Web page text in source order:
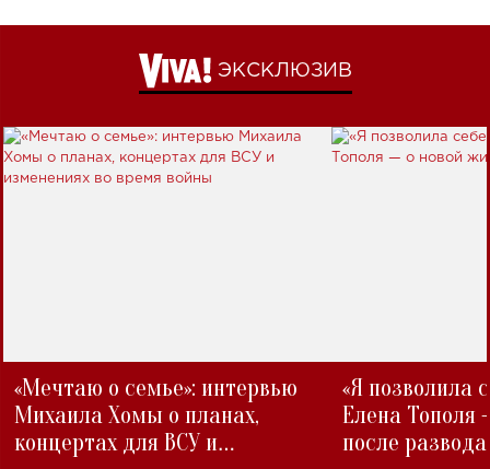
ЭКСКЛЮЗИВ
«Мечтаю о семье»: интервью
Михаила Хомы о планах,
концертах для ВСУ и
«Я позволила
Елена Тополя
после развода